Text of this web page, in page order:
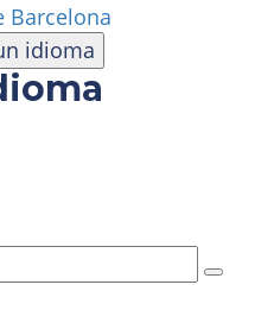
idioma